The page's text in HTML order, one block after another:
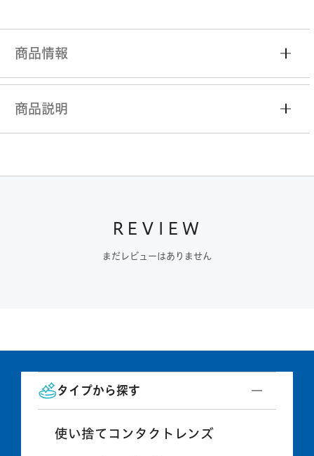
商品情報
商品説明
REVIEW
まだレビューはありません
タイプから探す
使い捨てコンタクトレンズ